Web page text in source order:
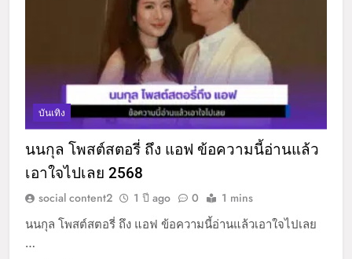
บันเทิง
นนกุล โพสต์สตอรี่ ถึง แอฟ ข้อความนี้อ่านแล้ว
เอาใจไปเลย 2568
social content2 1 ปี ago 0 1 mins
นนกุล โพสต์สตอรี่ ถึง แอฟ ข้อความนี้อ่านแล้วเอาใจไปเลย
…